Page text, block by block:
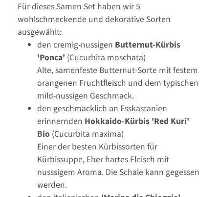
Für dieses Samen Set haben wir 5
wohlschmeckende und dekorative Sorten
ausgewählt:
den cremig-nussigen Butternut-Kürbis
'Ponca' (Cucurbita moschata)
Alte, samenfeste Butternut-Sorte mit festem
orangenen Fruchtfleisch und dem typischen
mild-nussigen Geschmack.
den geschmacklich an Esskastanien
erinnernden Hokkaido-Kürbis 'Red Kuri'
Bio (Cucurbita maxima)
Einer der besten Kürbissorten für
Kürbissuppe, Eher hartes Fleisch mit
nusssigem Aroma. Die Schale kann gegessen
werden.